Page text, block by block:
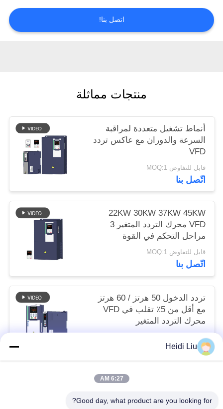
الخصوصية
اتصل بنا!
منتجات مماثلة
أنماط تشغيل متعددة لمراقبة
السرعة والدوران مع عاكس تردد
VFD
قابل للتفاوض MOQ:1
اتّصل بنا
22KW 30KW 37KW 45KW
VFD محرك التردد المتغير 3
مراحل التحكم في القوة
الموجهة
قابل للتفاوض MOQ:1
اتّصل بنا
تردد الدخول 50 هرتز / 60 هرتز
مع أقل من 5٪ تقلب في VFD
محرك التردد المتغير
قابل للتفاوض MOQ:1
اتّصل بنا
Heidi Liu
6:27 AM
Good day, what product are you looking for?